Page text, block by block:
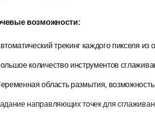
возможности:
трекинг каждого пикселя из
количество инструментов
область размытия,
направляющих точек для